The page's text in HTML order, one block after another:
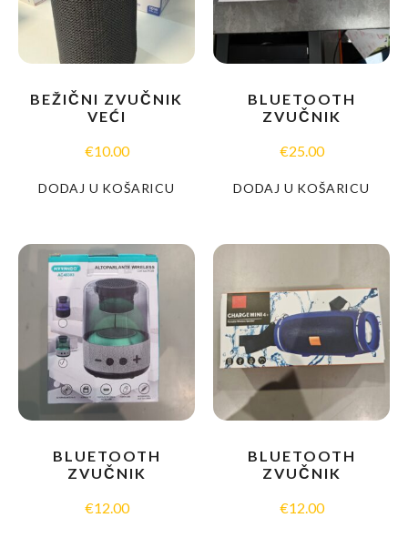
BEŽIČNI ZVUČNIK
VEĆI
€10.00
DODAJ U KOŠARICU
BLUETOOTH
ZVUČNIK
€25.00
DODAJ U KOŠARICU
BLUETOOTH
ZVUČNIK
€12.00
BLUETOOTH
ZVUČNIK
€12.00